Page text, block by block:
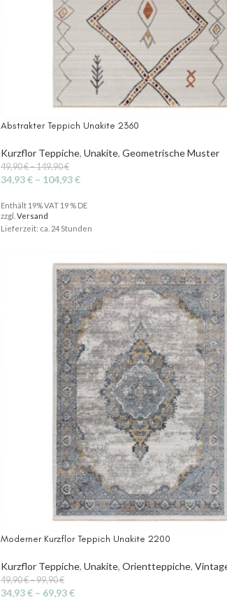
Abstrakter Teppich Unakite 2360
Kurzflor Teppiche, Unakite, Geometrische Muster
49,90€–149,90€
34,93€ – 104,93€
Enthält 19% VAT 19 % DE
zzgl. Versand
Lieferzeit: ca. 24 Stunden
Moderner Kurzflor Teppich Unakite 2200
Kurzflor Teppiche, Unakite, Orientteppiche,
49,90€–99,90€
34,93€ – 69,93€